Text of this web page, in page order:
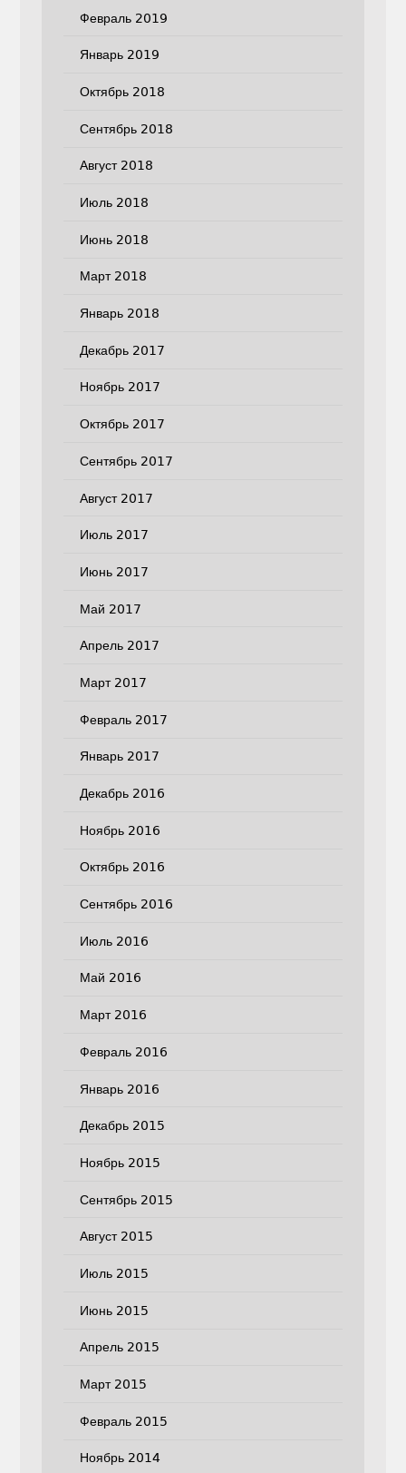
Февраль 2019
Январь 2019
Октябрь 2018
Сентябрь 2018
Август 2018
Июль 2018
Июнь 2018
Март 2018
Январь 2018
Декабрь 2017
Ноябрь 2017
Октябрь 2017
Сентябрь 2017
Август 2017
Июль 2017
Июнь 2017
Май 2017
Апрель 2017
Март 2017
Февраль 2017
Январь 2017
Декабрь 2016
Ноябрь 2016
Октябрь 2016
Сентябрь 2016
Июль 2016
Май 2016
Март 2016
Февраль 2016
Январь 2016
Декабрь 2015
Ноябрь 2015
Сентябрь 2015
Август 2015
Июль 2015
Июнь 2015
Апрель 2015
Март 2015
Февраль 2015
Ноябрь 2014